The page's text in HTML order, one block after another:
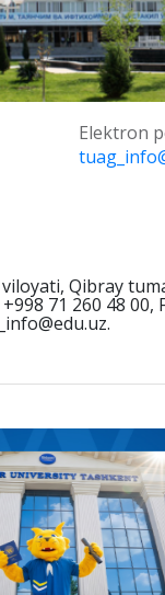
Elektron
Qibray
71 260 48 00,